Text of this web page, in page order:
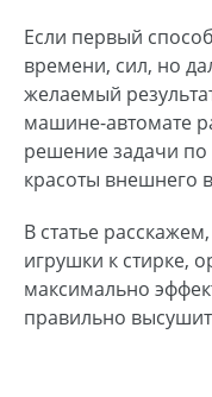
Если первый
времени, сил, но
желаемый
машине-автомате
решение задачи
красоты внешнего
В статье
игрушки к стирке,
максимально
правильно